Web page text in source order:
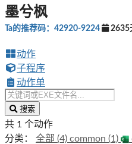
墨兮枫
Ta的推荐码：42920-9224 2635
动作
子程序
动作单
搜索
共 1 个动作
分类：
全部 (4) common (1)